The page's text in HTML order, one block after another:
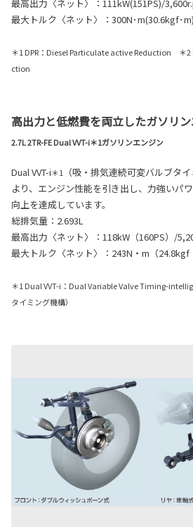
最高出力〈ネット〉：111kW(151PS)/
最大トルク〈ネット〉：300N･m(30.6kgf･
＊1 DPR：Diesel Particulate active Reduction ＊2
ction
高出力と低燃費を両立したガソリン
2.7L 2TR-FE Dual VVT-i＊1ガソリンエンジン
Dual VVT-i＊1
（吸・排気連続可変バルブタ
より、エンジン性能を引き出し、力強いパ
向上を達成しています。
総排気量：2.693L
最高出力〈ネット〉：118kW（160PS）/
最大トルク〈ネット〉：243N・m（24.8kgf
＊1 Dual VVT-i：Dual Variable Valve Timing-
タイミング機構）